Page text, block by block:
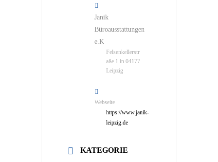
Janik
Büroausstattungen
e.K
Felsenkellerstr
aße 1 in 04177
Leipzig
Webseite
https://www.janik-
leipzig.de
KATEGORIE